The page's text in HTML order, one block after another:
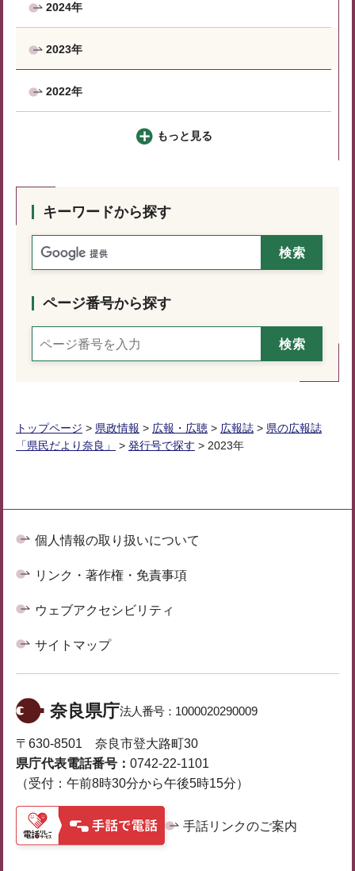
2024年
2023年
2022年
もっと見る
キーワードから探す
ページ番号から探す
トップページ > 県政情報 > 広報・広聴 > 広報誌 > 県の広報誌
「県民だより奈良」
> 発行号で探す > 2023年
個人情報の取り扱いについて
リンク・著作権・免責事項
ウェブアクセシビリティ
サイトマップ
奈良県庁法人番号： 1000020290009
〒630-8501 奈良市登大路町30
県庁代表電話番号： 0742-22-1101
（受付：午前8時30分から午後5時15分）
手話リンクのご案内